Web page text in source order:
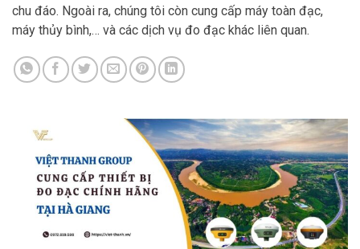
chu đáo. Ngoài ra, chúng tôi còn cung cấp máy toàn đạc,
máy thủy bình,… và các dịch vụ đo đạc khác liên quan.